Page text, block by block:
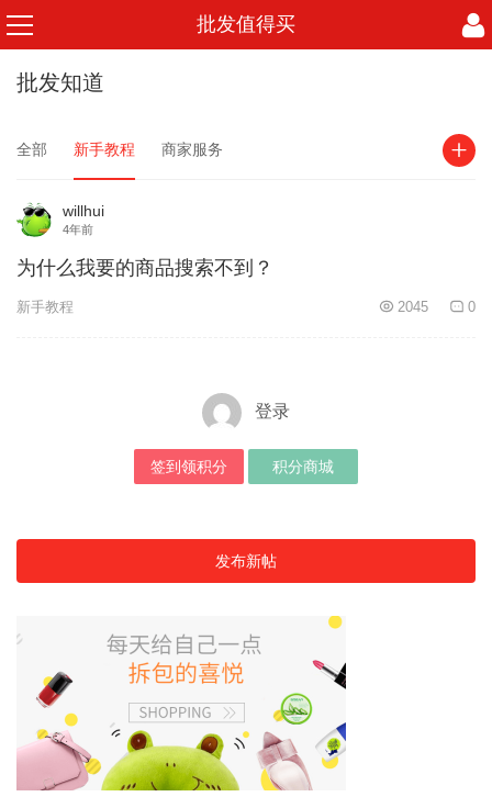
批发值得买
批发知道
全部 新手教程 商家服务
willhui
4年前
为什么我要的商品搜索不到？
新手教程 2045 0
登录
签到领积分 积分商城
发布新帖